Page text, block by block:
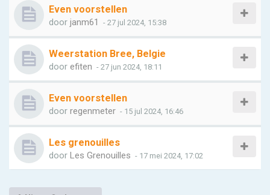
Even voorstellen
door janm61 - 27 jul 2024, 15:38
Weerstation Bree, Belgie
door efiten - 27 jun 2024, 18:11
Even voorstellen
door regenmeter - 15 jul 2024, 16:46
Les grenouilles
door Les Grenouilles - 17 mei 2024, 17:02